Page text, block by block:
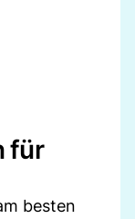
für
besten